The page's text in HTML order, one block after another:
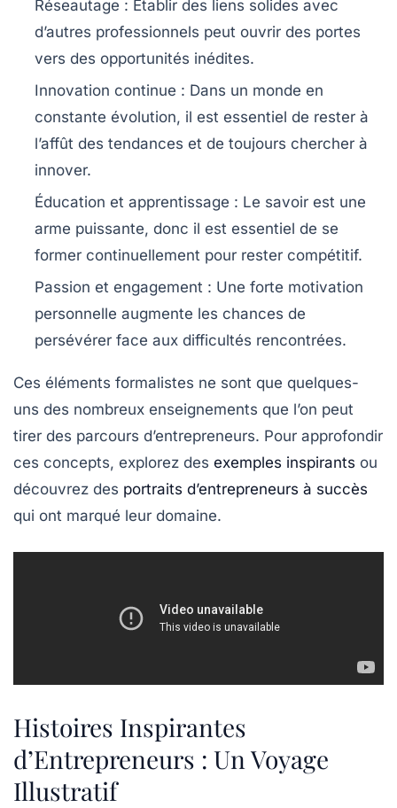
Réseautage : Établir des liens solides avec
d’autres professionnels peut ouvrir des portes
vers des opportunités inédites.
Innovation continue : Dans un monde en
constante évolution, il est essentiel de rester à
l’affût des tendances et de toujours chercher à
innover.
Éducation et apprentissage : Le savoir est une
arme puissante, donc il est essentiel de se
former continuellement pour rester compétitif.
Passion et engagement : Une forte motivation
personnelle augmente les chances de
persévérer face aux difficultés rencontrées.
Ces éléments formalistes ne sont que quelques-
uns des nombreux enseignements que l’on peut
tirer des parcours d’entrepreneurs. Pour approfondir
ces concepts, explorez des exemples inspirants ou
découvrez des portraits d’entrepreneurs à succès
qui ont marqué leur domaine.
Histoires Inspirantes
d’Entrepreneurs : Un Voyage
Illustratif